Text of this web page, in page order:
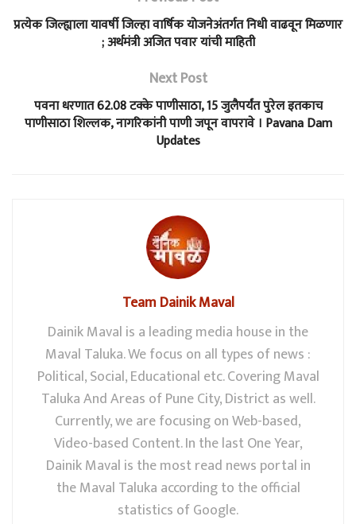
प्रत्येक जिल्ह्याला यावर्षी जिल्हा वार्षिक योजनेअंतर्गत निधी वाढवून मिळणार
; अर्थमंत्री अजित पवार यांची माहिती
Next Post
पवना धरणात 62.08 टक्के पाणीसाठा, 15 जुलैपर्यंत पुरेल इतकाच
पाणीसाठा शिल्लक, नागरिकांनी पाणी जपून वापरावे । Pavana Dam
Updates
Team Dainik Maval
Dainik Maval is a leading media house in the
Maval Taluka. We focus on all types of news :
Political, Social, Educational etc. Covering Maval
Taluka And Areas of Pune City, District as well.
Currently, we are focusing on Web-based,
Video-based Content. In the last One Year,
Dainik Maval is the most read news portal in
the Maval Taluka according to the official
statistics of Google.